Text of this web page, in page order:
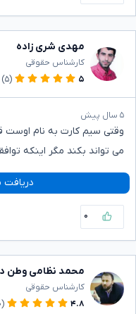
مهدی شری زاده
کارشناس حقوقی
۵
(۵)
۵ سال پیش
وقتی سیم کارت به نام اوست
می تواند بکند مگر اینکه
دریافت
۰
محمد نظامی وطن
کارشناس حقوقی
۴.۸
(۴۰)